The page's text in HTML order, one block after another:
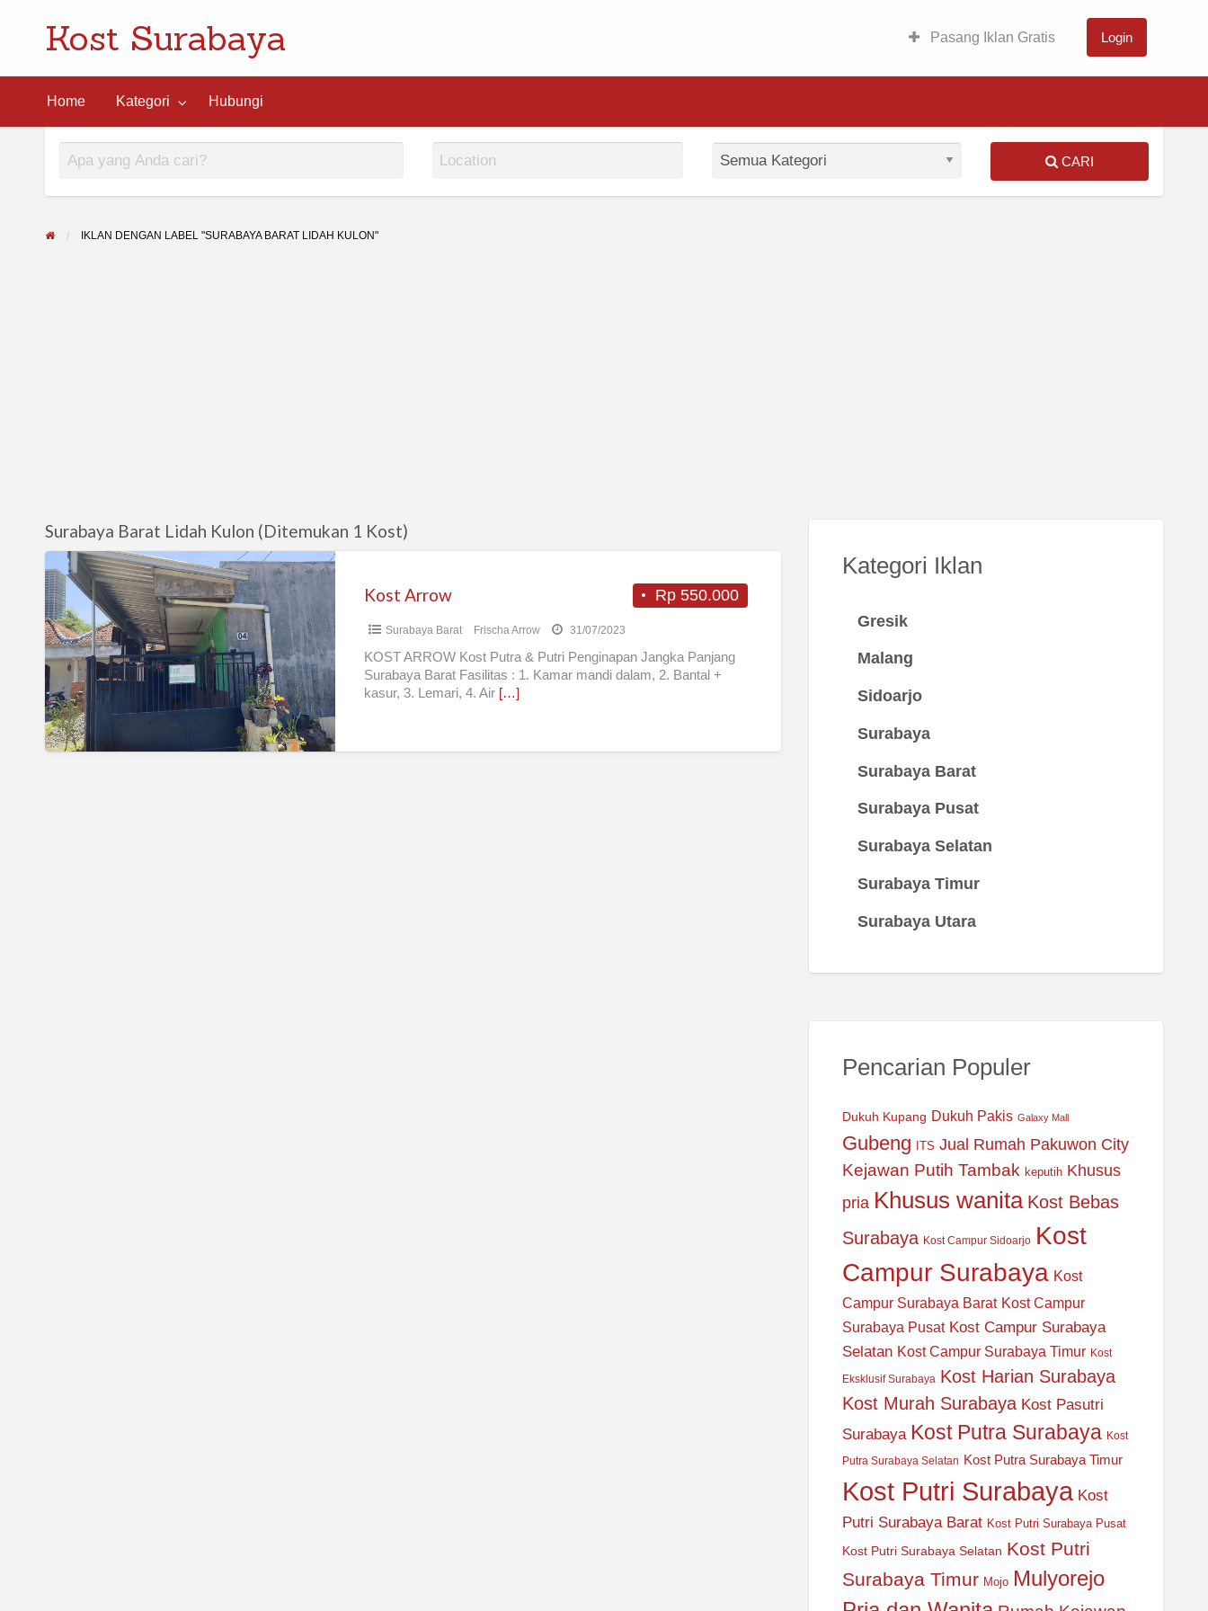
Kost Surabaya Pasang Iklan Gratis Login
Home Kategori Hubungi
CARI
IKLAN DENGAN LABEL "SURABAYA BARAT LIDAH KULON"
Surabaya Barat Lidah Kulon (Ditemukan 1 Kost)
Kost
Arrow
Rp 550.000
Kost Arrow
Surabaya Barat Frischa Arrow 31/07/2023
KOST ARROW Kost Putra & Putri Penginapan Jangka Panjang
Surabaya Barat Fasilitas : 1. Kamar mandi dalam, 2. Bantal +
kasur, 3. Lemari, 4. Air […]
Kategori Iklan
Gresik
Malang
Sidoarjo
Surabaya
Surabaya Barat
Surabaya Pusat
Surabaya Selatan
Surabaya Timur
Surabaya Utara
Pencarian Populer
Dukuh Kupang Dukuh Pakis Galaxy Mall
Gubeng ITS Jual Rumah Pakuwon City
Kejawan Putih Tambak keputih Khusus
pria Khusus wanita Kost Bebas
Surabaya Kost Campur Sidoarjo Kost
Campur Surabaya Kost
Campur Surabaya Barat Kost Campur
Surabaya Pusat Kost Campur Surabaya
Selatan Kost Campur Surabaya Timur Kost
Eksklusif Surabaya Kost Harian Surabaya
Kost Murah Surabaya Kost Pasutri
Surabaya Kost Putra Surabaya Kost
Putra Surabaya Selatan Kost Putra Surabaya Timur
Kost Putri Surabaya Kost
Putri Surabaya Barat Kost Putri Surabaya Pusat
Kost Putri Surabaya Selatan Kost Putri
Surabaya Timur Mojo Mulyorejo